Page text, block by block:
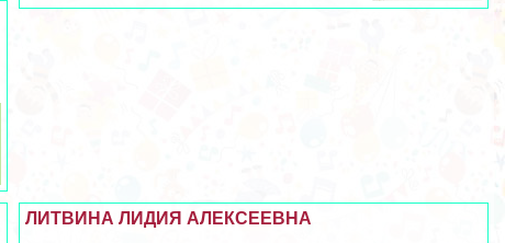
ЛИТВИНА ЛИДИЯ АЛЕКСЕЕВНА